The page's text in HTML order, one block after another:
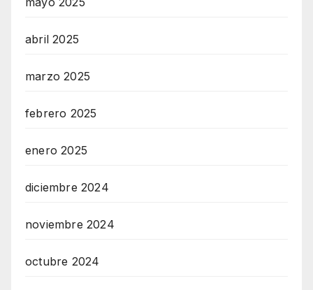
abril 2025
marzo 2025
febrero 2025
enero 2025
diciembre 2024
noviembre 2024
octubre 2024